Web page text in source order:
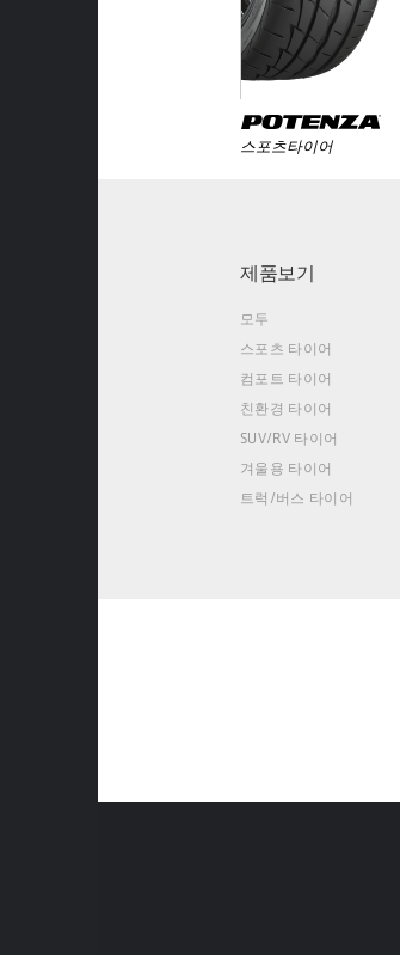
스포츠타이어
제품보기
모두
스포츠 타이어
컴포트 타이어
친환경 타이어
SUV/RV 타이어
겨울용 타이어
트럭/버스 타이어